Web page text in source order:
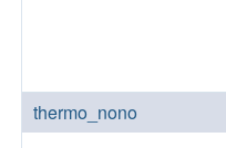
thermo_nono